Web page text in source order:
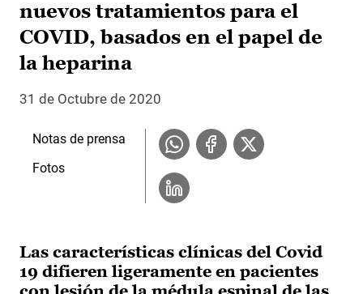
nuevos tratamientos para el
COVID, basados en el papel de
la heparina
31 de Octubre de 2020
Las características clínicas del Covid
19 difieren ligeramente en pacientes
Notas de prensa
Fotos